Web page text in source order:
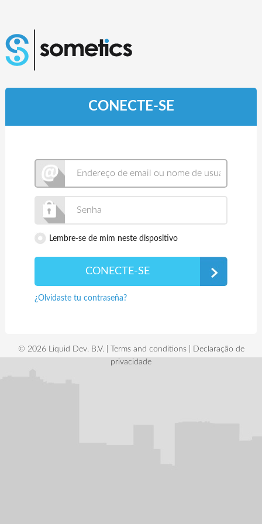
CONECTE-SE
Lembre-se de mim neste dispositivo
¿Olvidaste tu contraseña?
© 2026 Liquid Dev. B.V. | Terms and conditions|
Declaração de
privacidade